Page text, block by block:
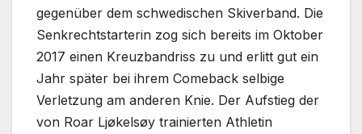
gegenüber dem schwedischen Skiverband. Die
Senkrechtstarterin zog sich bereits im Oktober
2017 einen Kreuzbandriss zu und erlitt gut ein
Jahr später bei ihrem Comeback selbige
Verletzung am anderen Knie. Der Aufstieg der
von Roar Ljøkelsøy trainierten Athletin